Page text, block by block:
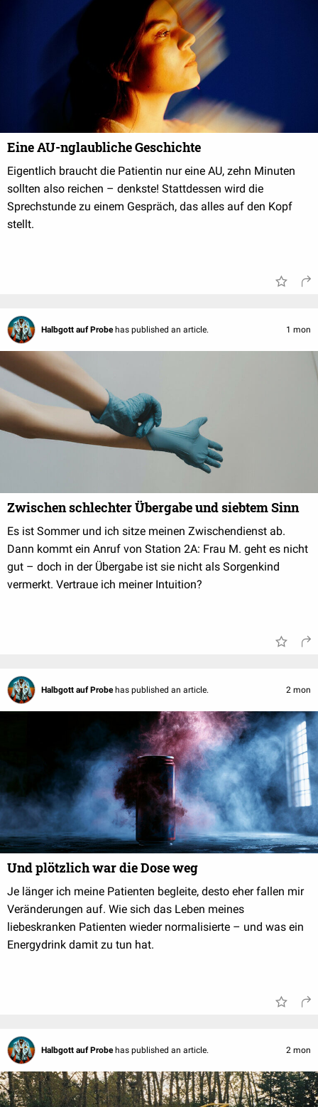
Eine AU-nglaubliche Geschichte
Eigentlich braucht die Patientin nur eine AU, zehn Minuten
sollten also reichen – denkste! Stattdessen wird die
Sprechstunde zu einem Gespräch, das alles auf den Kopf
stellt.
Halbgott auf Probe has published an article. 1 mon
Zwischen schlechter Übergabe und siebtem Sinn
Es ist Sommer und ich sitze meinen Zwischendienst ab.
Dann kommt ein Anruf von Station 2A: Frau M. geht es nicht
gut – doch in der Übergabe ist sie nicht als Sorgenkind
vermerkt. Vertraue ich meiner Intuition?
Halbgott auf Probe has published an article. 2 mon
Und plötzlich war die Dose weg
Je länger ich meine Patienten begleite, desto eher fallen mir
Veränderungen auf. Wie sich das Leben meines
liebeskranken Patienten wieder normalisierte – und was ein
Energydrink damit zu tun hat.
Halbgott auf Probe has published an article. 2 mon